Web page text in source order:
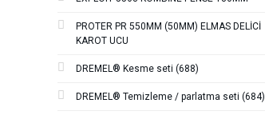
PROTER PR 550MM (50MM) ELMAS DELİCİ
KAROT UCU
DREMEL® Kesme seti (688)
DREMEL® Temizleme / parlatma seti (684)